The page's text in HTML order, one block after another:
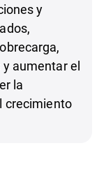
y
aumentar el
la
crecimiento